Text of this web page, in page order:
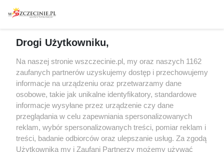
Spacery i oprowadzania
targi
Wernisaże
Więcej
Specjalny koncert z okazji
20. urodzin portalu
wSzczecinie.pl
Regulamin konkursów
śniadaniówka "Hej
Szczecin! Jest piątek!"
Drogi Użytkowniku,
Na naszej stronie wszczecinie.pl, my oraz naszych 1162
zaufanych partnerów uzyskujemy dostęp i przechowujemy
informacje na urządzeniu oraz przetwarzamy dane
osobowe, takie jak unikalne identyfikatory, standardowe
informacje wysyłane przez urządzenie czy dane
przeglądania w celu zapewniania spersonalizowanych
reklam, wybór spersonalizowanych treści, pomiar reklam i
treści, badanie odbiorców oraz ulepszanie usług. Za zgodą
Użytkownika my i Zaufani Partnerzy możemy używać